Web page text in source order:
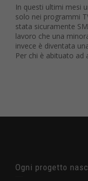
In questi ultimi mesi
solo nei programmi
stata sicuramente
lavoro che una
invece è diventata
Per chi è abituato
Ogni progetto